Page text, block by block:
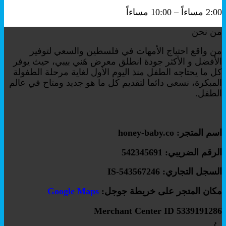
2:00 مساءاً – 10:00 مساءاً
من نحن
من واقع احتياج الأمهات في فلسطين والسعي لتوفير
الأفضل و الأكثر جودة انطلق معرض هَني بيبي، حيث يوفر
كل ما يحتاجه الطفل منذ اليوم الأول لغاية مرحلة الطفولة
المبكرة، نسعى دائما لتقديم كل ما هو جديد ومتاح في عالم
الطفل.
اسم المتجر: honey-baby.co
الرقم الضريبي: 542345691
السجل التجاري: IS-543567246
مكان المتجر على خريطة جوجل: Google Maps
Merchant Center ID 5339191286